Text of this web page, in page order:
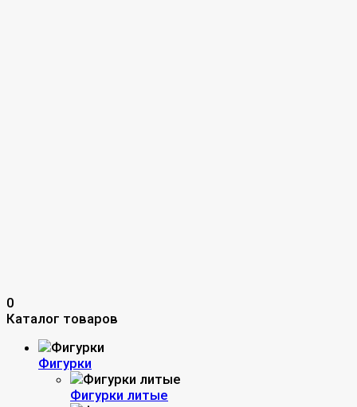
0
Каталог товаров
Фигурки
Фигурки литые